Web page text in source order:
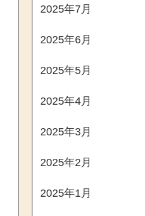
2025年7月
2025年6月
2025年5月
2025年4月
2025年3月
2025年2月
2025年1月